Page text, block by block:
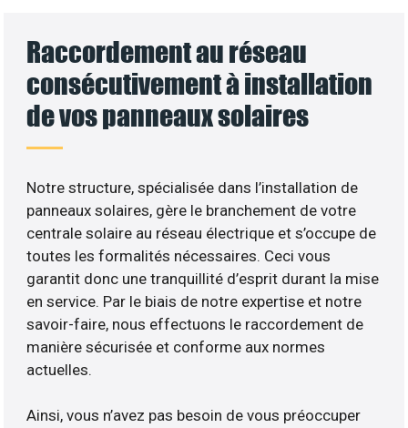
Raccordement au réseau
consécutivement à installation
de vos panneaux solaires
Notre structure, spécialisée dans l’installation de
panneaux solaires, gère le branchement de votre
centrale solaire au réseau électrique et s’occupe de
toutes les formalités nécessaires. Ceci vous
garantit donc une tranquillité d’esprit durant la mise
en service. Par le biais de notre expertise et notre
savoir-faire, nous effectuons le raccordement de
manière sécurisée et conforme aux normes
actuelles.
Ainsi, vous n’avez pas besoin de vous préoccuper